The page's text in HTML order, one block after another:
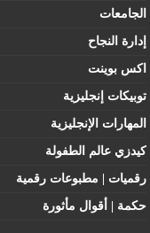
الجامعات
إدارة النجاح
اكس بوينت
توبيكات إنجليزية
المهارات الإنجليزية
كيدزي عالم الطفولة
رقميات | مطبوعات رقمية
حكمة | أقوال مأثورة